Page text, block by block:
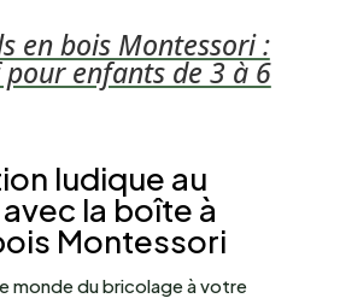
en bois Montessori :
enfants de 3 à 6
ludique au
la boîte à
Montessori
monde du bricolage à votre